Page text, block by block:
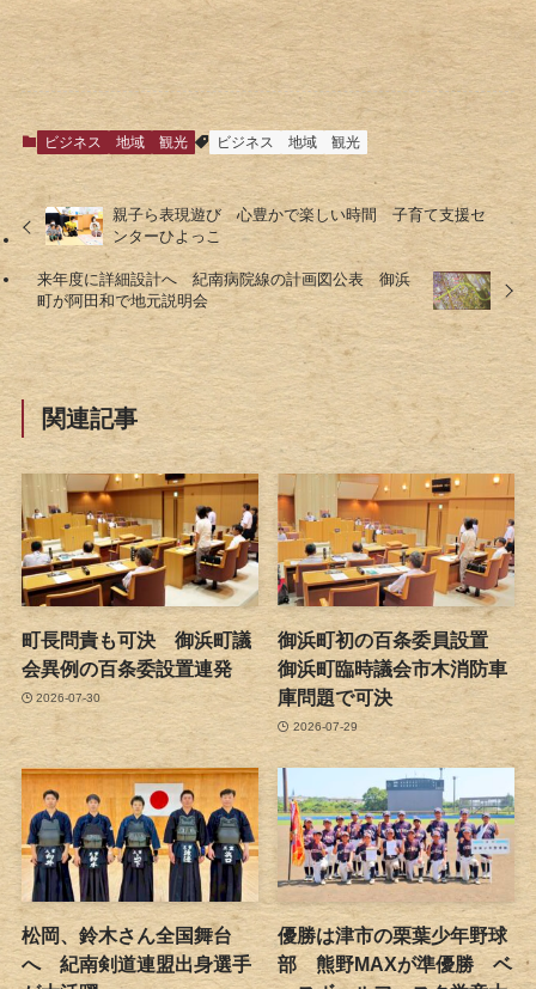
ビジネス 地域 観光 ビジネス 地域 観光
親子ら表現遊び 心豊かで楽しい時間 子育て支援セ
ンターひよっこ
来年度に詳細設計へ 紀南病院線の計画図公表 御浜
町が阿田和で地元説明会
関連記事
町長問責も可決 御浜町議
会異例の百条委設置連発
2026-07-30
御浜町初の百条委員設置
御浜町臨時議会市木消防車
庫問題で可決
2026-07-29
松岡、鈴木さん全国舞台
へ 紀南剣道連盟出身選手
優勝は津市の栗葉少年野球
部 熊野MAXが準優勝 ベ